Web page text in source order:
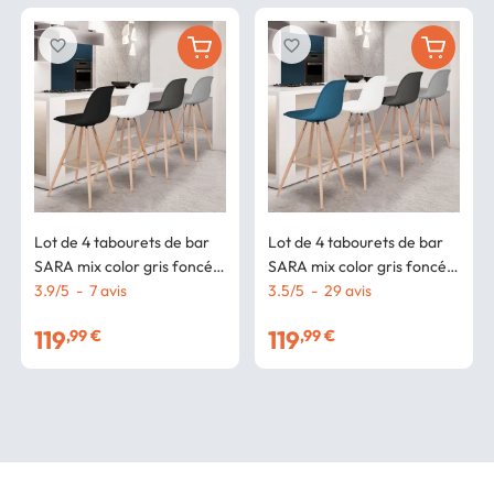
Lot de 4 tabourets de bar
SARA mix color gris foncé,
gris clair, blanc et noir
3.9/5 - 7avis
119,99 €
favorite_border
Lot de 4 tabourets de bar
SARA mix color gris foncé,
gris clair, blanc et bleu
3.5/5 - 29avis
119,99 €
favorite_border